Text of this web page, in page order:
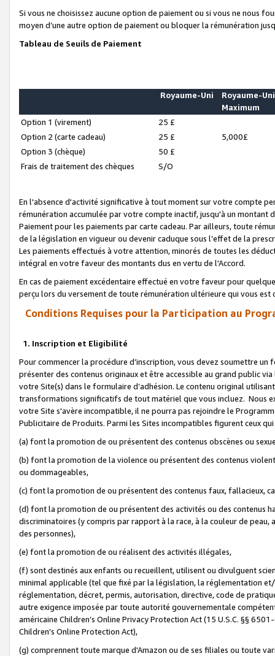
Si vous ne choisissez aucune option de paiement ou si vous ne nous
moyen d’une autre option de paiement ou bloquer la rémunération
Tableau de Seuils de Paiement
Royaume-Uni
Royaume-Uni
Maximum
Option 1 (virement)
25 £
Option 2 (carte cadeau)
25 £
5,000£
Option 3 (chèque)
50 £
Frais de traitement des chèques
S/O
En l'absence d'activité significative à tout moment sur votre compte
rémunération accumulée par votre compte inactif, jusqu'à un montant
Paiement pour les paiements par carte cadeau. Par ailleurs, toute
de la législation en vigueur ou devenir caduque sous l’effet de la
Les paiements effectués à votre attention, minorés de toutes les
intégral en votre faveur des montants dus en vertu de l'Accord.
En cas de paiement excédentaire effectué en votre faveur pour
perçu lors du versement de toute rémunération ultérieure qui vous est
Conditions Requises pour la Participation au
1. Inscription et Eligibilité
Pour commencer la procédure d’inscription, vous devez soumettre
présenter des contenus originaux et être accessible au grand public
votre Site(s) dans le formulaire d’adhésion. Le contenu original
transformations significatifs de tout matériel que vous incluez. Nous
votre Site s'avère incompatible, il ne pourra pas rejoindre le
Publicitaire de Produits. Parmi les Sites incompatibles figurent ceux
(a) font la promotion de ou présentent des contenus obscènes ou
(b) font la promotion de la violence ou présentent des contenus
ou dommageables,
(c) font la promotion de ou présentent des contenus faux, fallacieux,
(d) font la promotion de ou présentent des activités ou des contenus
discriminatoires (y compris par rapport à la race, à la couleur de
des personnes),
(e) font la promotion de ou réalisent des activités illégales,
(f) sont destinés aux enfants ou recueillent, utilisent ou divulguent
minimal applicable (tel que fixé par la législation, la réglementation
réglementation, décret, permis, autorisation, directive, code de
autre exigence imposée par toute autorité gouvernementale
américaine Children’s Online Privacy Protection Act (15 U.S.C. §§
Children’s Online Protection Act),
(g) comprennent toute marque d'Amazon ou de ses filiales ou toute